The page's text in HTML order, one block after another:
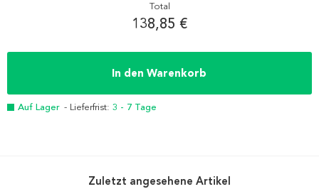
Total
138,85 €
In den Warenkorb
Auf Lager - Lieferfrist: 3 - 7 Tage
Zuletzt angesehene Artikel